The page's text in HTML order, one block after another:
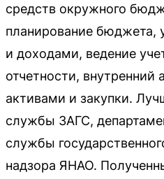
средств окружного
планирование бюджета,
и доходами, ведение
отчетности, внутренний
активами и закупки.
службы ЗАГС,
службы
надзора ЯНАО.